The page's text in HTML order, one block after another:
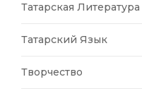
Татарская Литература
Татарский Язык
Творчество